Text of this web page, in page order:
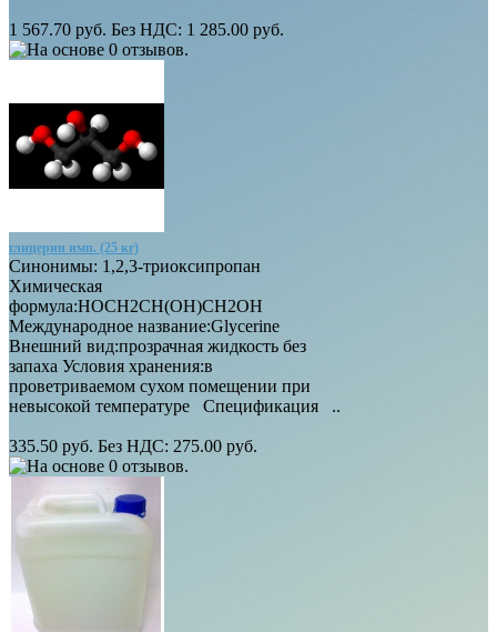
1 567.70 руб. Без НДС: 1 285.00 руб.
глицерин имп. (25 кг)
Синонимы: 1,2,3-триоксипропан
Химическая
формула:HOCH2CH(OH)CH2OH
Международное название:Glycerine
Внешний вид:прозрачная жидкость без
запаха Условия хранения:в
проветриваемом сухом помещении при
невысокой температуре Спецификация ..
335.50 руб. Без НДС: 275.00 руб.